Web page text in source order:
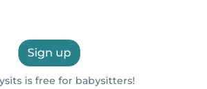
Sign up
is free for babysitters!